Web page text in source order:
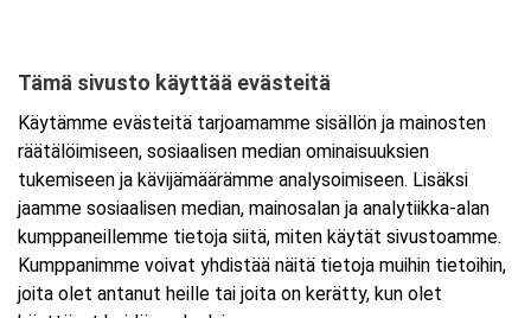
Tarkempi kartta ja ajo-ohjeet
Tämä sivusto käyttää evästeitä
Käytämme evästeitä tarjoamamme sisällön ja mainosten
räätälöimiseen, sosiaalisen median ominaisuuksien
tukemiseen ja kävijämäärämme analysoimiseen. Lisäksi
jaamme sosiaalisen median, mainosalan ja analytiikka-alan
kumppaneillemme tietoja siitä, miten käytät sivustoamme.
Kumppanimme voivat yhdistää näitä tietoja muihin tietoihin,
joita olet antanut heille tai joita on kerätty, kun olet